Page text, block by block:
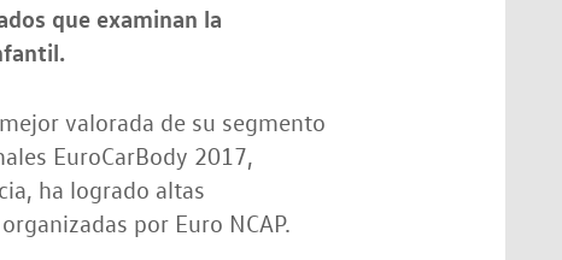
que examinan la
valorada de su segmento
EuroCarBody 2017,
ha logrado altas
por Euro NCAP.